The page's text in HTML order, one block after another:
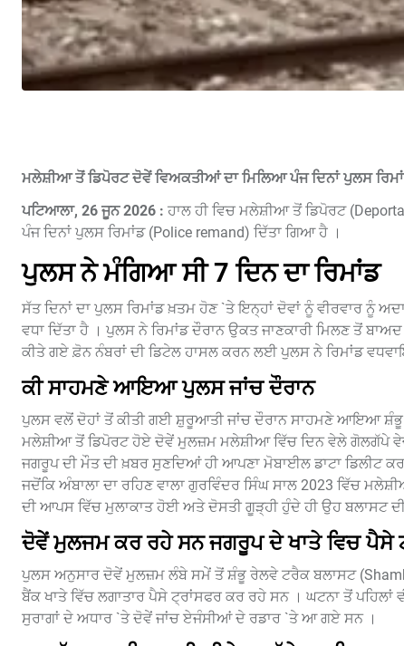
ਮਲੇਸ਼ੀਆ ਤੋਂ ਡਿਪੋਰਟ ਦੋਵੇਂ ਵਿਅਕਤੀਆਂ ਦਾ ਮਿਲਿਆ ਪੰਜ ਦਿਨਾਂ ਪੁਲਸ
ਪਟਿਆਲਾ, 26 ਜੂਨ 2026 : ਹਾਲ ਹੀ ਵਿਚ ਮਲੇਸ਼ੀਆ ਤੋਂ ਡਿਪੋਰਟ
ਪੰਜ ਦਿਨਾਂ ਪੁਲਸ ਰਿਮਾਂਡ (Police remand) ਦਿੱਤਾ ਗਿਆ ਹੈ ।
ਪੁਲਸ ਨੇ ਮੰਗਿਆ ਸੀ 7 ਦਿਨ ਦਾ ਰਿਮਾਂਡ
ਸੱਤ ਦਿਨਾਂ ਦਾ ਪੁਲਸ ਰਿਮਾਂਡ ਖ਼ਤਮ ਹੋਣ `ਤੇ ਇਨ੍ਹਾਂ ਦੋਵਾਂ ਨੂੰ ਵੀਰਵਾਰ ਨੂੰ
ਵਧਾ ਦਿੱਤਾ ਹੈ । ਪੁਲਸ ਨੇ ਰਿਮਾਂਡ ਦੌਰਾਨ ਉਕਤ ਜਾਣਕਾਰੀ ਮਿਲਣ ਤੋਂ
ਕੀਤੇ ਗਏ ਫ਼ੋਨ ਨੰਬਰਾਂ ਦੀ ਡਿਟੇਲ ਹਾਸਲ ਕਰਨ ਲਈ ਪੁਲਸ ਨੇ ਰਿਮਾਂਡ
ਕੀ ਸਾਹਮਣੇ ਆਇਆ ਪੁਲਸ ਜਾਂਚ ਦੌਰਾਨ
ਪੁਲਸ ਵਲੋਂ ਦੋਹਾਂ ਤੋਂ ਕੀਤੀ ਗਈ ਸ਼ੁਰੂਆਤੀ ਜਾਂਚ ਦੌਰਾਨ ਸਾਹਮਣੇ ਆਇਆ ਸ਼ੰਭੂ
ਮਲੇਸ਼ੀਆ ਤੋਂ ਡਿਪੋਰਟ ਹੋਏ ਦੋਵੇਂ ਮੁਲਜ਼ਮ ਮਲੇਸ਼ੀਆ ਵਿੱਚ ਦਿਨ ਵੇਲੇ ਗੋਲਗੱਪੇ
ਜਗਰੂਪ ਦੀ ਮੌਤ ਦੀ ਖ਼ਬਰ ਸੁਣਦਿਆਂ ਹੀ ਆਪਣਾ ਮੋਬਾਈਲ ਡਾਟਾ ਡਿਲੀਟ
ਜਦੋਂਕਿ ਅੰਬਾਲਾ ਦਾ ਰਹਿਣ ਵਾਲਾ ਗੁਰਵਿੰਦਰ ਸਿੰਘ ਸਾਲ 2023 ਵਿੱਚ
ਦੀ ਆਪਸ ਵਿੱਚ ਮੁਲਾਕਾਤ ਹੋਈ ਅਤੇ ਦੋਸਤੀ ਗੂੜ੍ਹੀ ਹੁੰਦੇ ਹੀ ਉਹ ਬਲਾਸਟ
ਦੋਵੇਂ ਮੁਲਜਮ ਕਰ ਰਹੇ ਸਨ ਜਗਰੂਪ ਦੇ ਖਾਤੇ ਵਿਚ ਪੈਸੇ
ਪੁਲਸ ਅਨੁਸਾਰ ਦੋਵੇਂ ਮੁਲਜ਼ਮ ਲੰਬੇ ਸਮੇਂ ਤੋਂ ਸ਼ੰਭੂ ਰੇਲਵੇ ਟਰੈਕ ਬਲਾਸਟ
ਬੈਂਕ ਖਾਤੇ ਵਿੱਚ ਲਗਾਤਾਰ ਪੈਸੇ ਟ੍ਰਾਂਸਫਰ ਕਰ ਰਹੇ ਸਨ । ਘਟਨਾ ਤੋਂ
ਸੁਰਾਗਾਂ ਦੇ ਅਧਾਰ `ਤੇ ਦੋਵੇਂ ਜਾਂਚ ਏਜੰਸੀਆਂ ਦੇ ਰਡਾਰ `ਤੇ ਆ ਗਏ ਸਨ ।